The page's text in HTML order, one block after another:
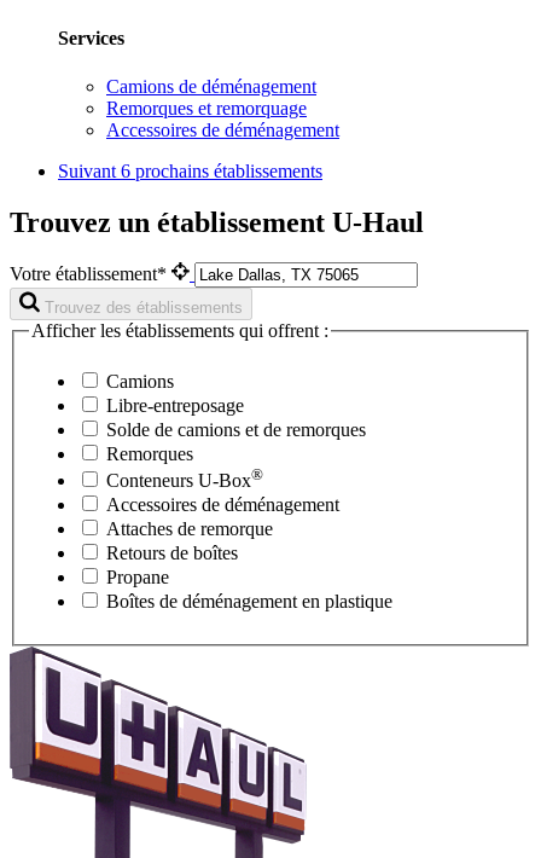
Services
Camions de déménagement
Remorques et remorquage
Accessoires de déménagement
Suivant 6 prochains établissements
Trouvez un établissement U-Haul
Votre établissement*
Trouvez des établissements
Afficher les établissements qui offrent :
Camions
Libre-entreposage
Solde de camions et de remorques
Remorques
Conteneurs U-Box®
Accessoires de déménagement
Attaches de remorque
Retours de boîtes
Propane
Boîtes de déménagement en plastique